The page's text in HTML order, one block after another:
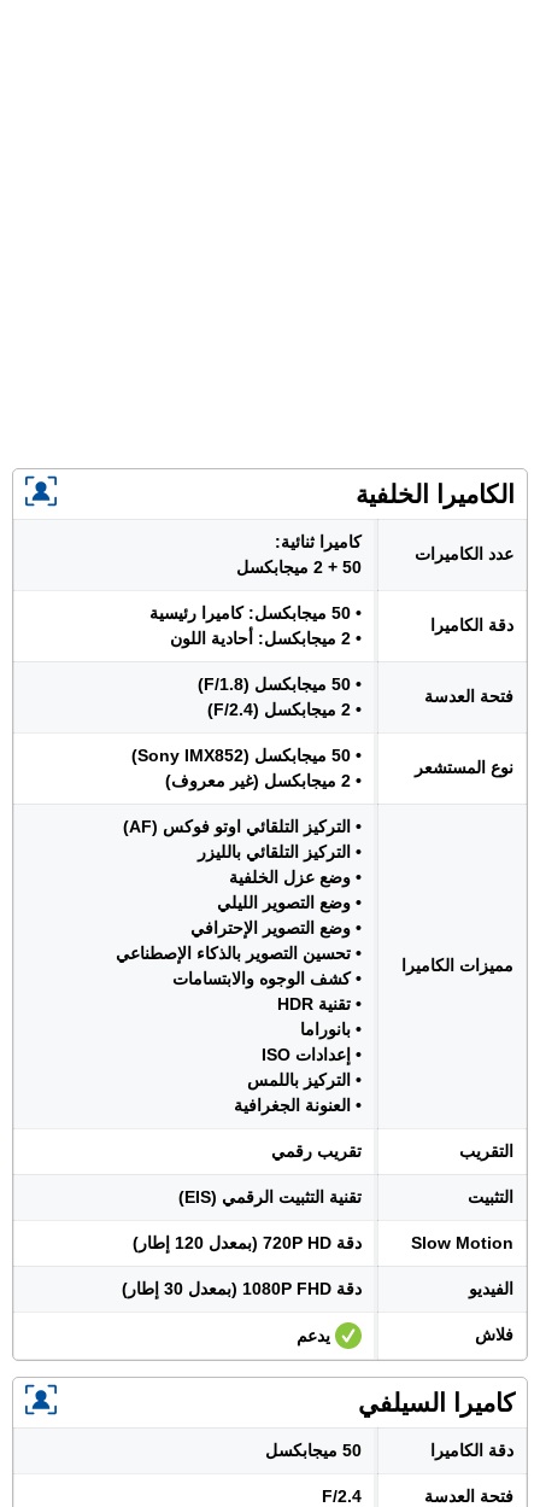
الكاميرا الخلفية
عدد الكاميرات
كاميرا ثنائية:
50 + 2 ميجابكسل
دقة الكاميرا
• 50 ميجابكسل: كاميرا رئيسية
• 2 ميجابكسل: أحادية اللون
فتحة العدسة
• 50 ميجابكسل (F/1.8)
• 2 ميجابكسل (F/2.4)
نوع المستشعر
• 50 ميجابكسل (Sony IMX852)
• 2 ميجابكسل (غير معروف)
مميزات الكاميرا
• التركيز التلقائي اوتو فوكس (AF)
• التركيز التلقائي بالليزر
• وضع عزل الخلفية
• وضع التصوير الليلي
• وضع التصوير الإحترافي
• تحسين التصوير بالذكاء الإصطناعي
• كشف الوجوه والابتسامات
• تقنية HDR
• بانوراما
• إعدادات ISO
• التركيز باللمس
• العنونة الجغرافية
التقريب تقريب رقمي
التثبيت تقنية التثبيت الرقمي (EIS)
Slow Motion دقة 720P HD (بمعدل 120 إطار)
الفيديو دقة 1080P FHD (بمعدل 30 إطار)
فلاش يدعم
كاميرا السيلفي
دقة الكاميرا 50 ميجابكسل
فتحة العدسة F/2.4